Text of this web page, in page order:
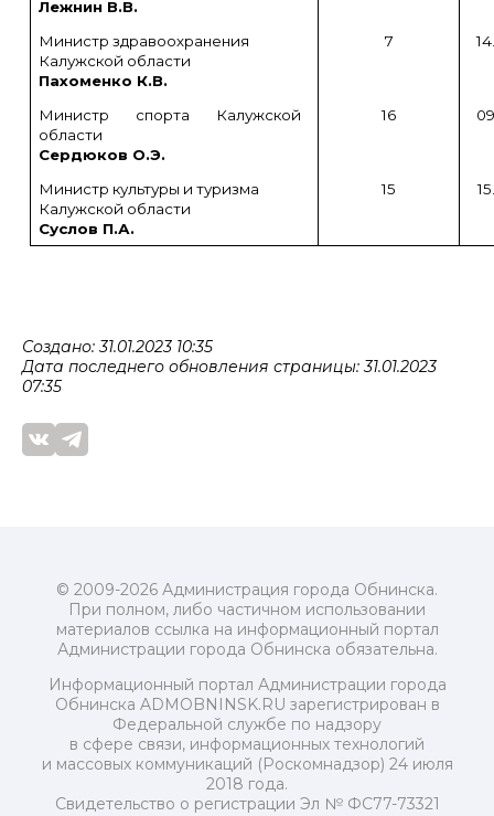
Лежнин В.В.
Министр здравоохранения
Калужской области
Пахоменко К.В.
7
Министр спорта Калужской
области
Сердюков О.Э.
16
Министр культуры и туризма
Калужской области
Суслов П.А.
15
Создано: 31.01.2023 10:35
Дата последнего обновления страницы: 31.01.2023
07:35
© 2009-2026 Администрация города Обнинска.
При полном, либо частичном использовании
материалов ссылка на информационный портал
Администрации города Обнинска обязательна.
Информационный портал Администрации города
Обнинска ADMOBNINSK.RU зарегистрирован в
Федеральной службе по надзору
в сфере связи, информационных технологий
и массовых коммуникаций (Роскомнадзор) 24 июля
2018 года.
Свидетельство о регистрации Эл № ФС77-73321